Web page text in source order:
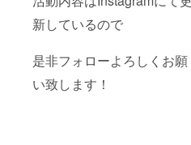
新しているので
是非フォローよろしくお願
い致します！